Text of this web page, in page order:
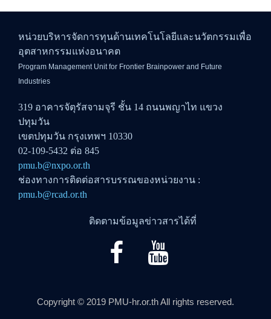
หน่วยบริหารจัดการทุนด้านเทคโนโลยีและนวัตกรรมเพื่อ
อุตสาหกรรมแห่งอนาคต
Program Management Unit for Frontier Brainpower and Future
Industries
319 อาคารจัตุรัสจามจุรี ชั้น 14 ถนนพญาไท แขวง
ปทุมวัน
เขตปทุมวัน กรุงเทพฯ 10330
02-109-5432 ต่อ 845
pmu.b@nxpo.or.th
ช่องทางการติดต่อสารบรรณของหน่วยงาน :
pmu.b@rcad.or.th
ติดตามข้อมูลข่าวสารได้ที่
Copyright © 2019 PMU-hr.or.th All rights reserved.